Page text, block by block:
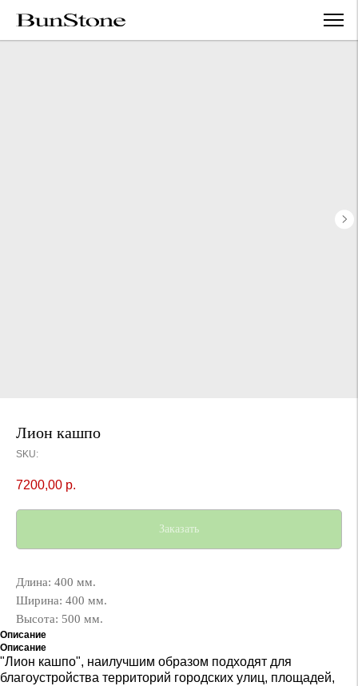
Лион кашпо
SKU:
7200,00 р.
Заказать
Длина: 400 мм.
Ширина: 400 мм.
Высота: 500 мм.
Описание
Описание
"Лион кашпо", наилучшим образом подходят для
благоустройства территорий городских улиц, площадей,